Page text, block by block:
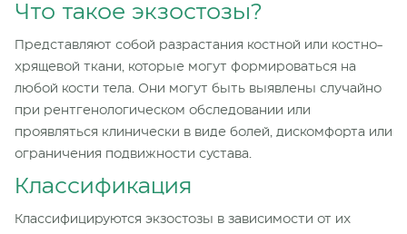
Что такое экзостозы?
Представляют собой разрастания костной или костно-
хрящевой ткани, которые могут формироваться на
любой кости тела. Они могут быть выявлены случайно
при рентгенологическом обследовании или
проявляться клинически в виде болей, дискомфорта или
ограничения подвижности сустава.
Классификация
Классифицируются экзостозы в зависимости от их